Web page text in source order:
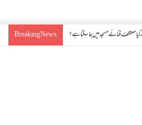
Breaking News معتکف فنائے مسجد میں جا سکتا ہے؟